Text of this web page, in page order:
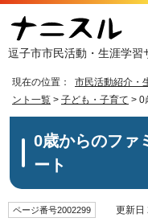
逗子市市民活動・生涯学習
現在の位置： 市民活動紹介・
ント一覧 > 子ども・子育て > 0
0歳からのファ
ート
ページ番号2002299 更新日